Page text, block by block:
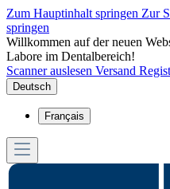
Zum Hauptinhalt springen Zur
springen
Willkommen auf der neuen
Labore im Dentalbereich!
Scanner auslesen Versand
Deutsch
Français